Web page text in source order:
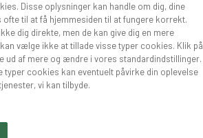
Disse oplysninger kan handle om dig, dine
til at få hjemmesiden til at fungere korrekt.
dig direkte, men de kan give dig en mere
vælge ikke at tillade visse typer cookies. Klik på
ud af mere og ændre i vores standardindstillinger.
typer cookies kan eventuelt påvirke din oplevelse
vi kan tilbyde.